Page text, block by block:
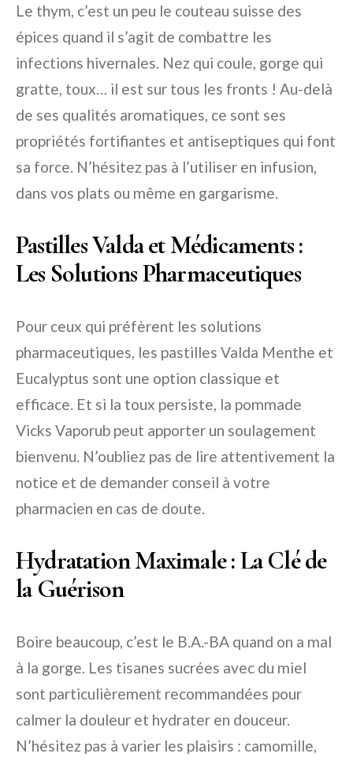
Le thym, c’est un peu le couteau suisse des
épices quand il s’agit de combattre les
infections hivernales. Nez qui coule, gorge qui
gratte, toux… il est sur tous les fronts ! Au-delà
de ses qualités aromatiques, ce sont ses
propriétés fortifiantes et antiseptiques qui font
sa force. N’hésitez pas à l’utiliser en infusion,
dans vos plats ou même en gargarisme.
Pastilles Valda et Médicaments :
Les Solutions Pharmaceutiques
Pour ceux qui préfèrent les solutions
pharmaceutiques, les pastilles Valda Menthe et
Eucalyptus sont une option classique et
efficace. Et si la toux persiste, la pommade
Vicks Vaporub peut apporter un soulagement
bienvenu. N’oubliez pas de lire attentivement la
notice et de demander conseil à votre
pharmacien en cas de doute.
Hydratation Maximale : La Clé de
la Guérison
Boire beaucoup, c’est le B.A.-BA quand on a mal
à la gorge. Les tisanes sucrées avec du miel
sont particulièrement recommandées pour
calmer la douleur et hydrater en douceur.
N’hésitez pas à varier les plaisirs : camomille,